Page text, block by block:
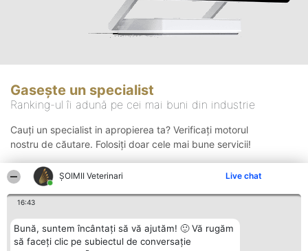
ȘOIMII Veterinari Live chat
16:43
Bună, suntem încântați să vă ajutăm! 🙂 Vă rugăm
să faceți clic pe subiectul de conversație
Gasește un specialist
Ranking-ul îi adună pe cei mai buni din industrie
Cauți un specialist in apropierea ta? Verificați motorul
nostru de căutare. Folosiți doar cele mai bune servicii!